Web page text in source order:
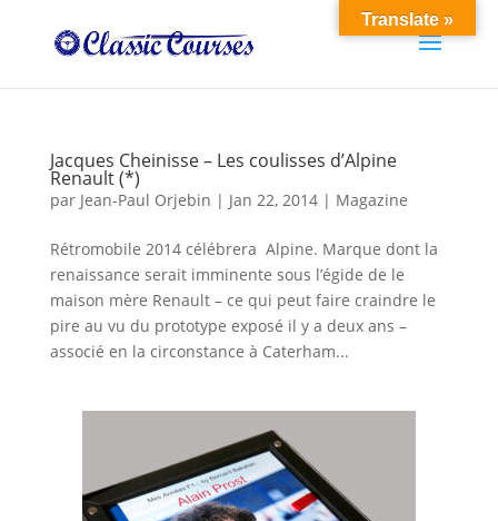
Jacques Cheinisse – Les coulisses d’Alpine
Renault (*)
par Jean-Paul Orjebin | Jan 22, 2014| Magazine
Rétromobile 2014 célébrera Alpine. Marque dont la
renaissance serait imminente sous l’égide de le
maison mère Renault – ce qui peut faire craindre le
pire au vu du prototype exposé il y a deux ans –
associé en la circonstance à Caterham...
Translate »